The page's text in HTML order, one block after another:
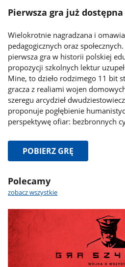
Pierwsza
już
dostępna
Pierwsza gra już dostępna
Wielokrotnie nagradzana i
pedagogicznych oraz
pierwsza gra w historii polskiej
propozycji szkolnych lektur
Mine, to dzieło rodzimego 11 bit
gracza z realiami wojen
szeregu arcydzieł
proponuje pogłębienie
perspektywę ofiar: bezbronnych
PobierzPOBIERZ GRĘ
Polecamy
zobacz wszystkie